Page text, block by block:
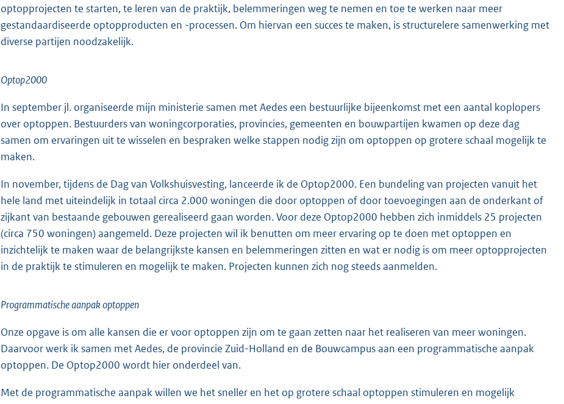
optopprojecten te starten, te leren van de praktijk, belemmeringen weg te nemen en toe te werken naar meer
gestandaardiseerde optopproducten en -processen. Om hiervan een succes te maken, is structurelere samenwerking met
diverse partijen noodzakelijk.
Optop2000
In september jl. organiseerde mijn ministerie samen met Aedes een bestuurlijke bijeenkomst met een aantal koplopers
over optoppen. Bestuurders van woningcorporaties, provincies, gemeenten en bouwpartijen kwamen op deze dag
samen om ervaringen uit te wisselen en bespraken welke stappen nodig zijn om optoppen op grotere schaal mogelijk te
maken.
In november, tijdens de Dag van Volkshuisvesting, lanceerde ik de Optop2000. Een bundeling van projecten vanuit het
hele land met uiteindelijk in totaal circa 2.000 woningen die door optoppen of door toevoegingen aan de onderkant of
zijkant van bestaande gebouwen gerealiseerd gaan worden. Voor deze Optop2000 hebben zich inmiddels 25 projecten
(circa 750 woningen) aangemeld. Deze projecten wil ik benutten om meer ervaring op te doen met optoppen en
inzichtelijk te maken waar de belangrijkste kansen en belemmeringen zitten en wat er nodig is om meer optopprojecten
in de praktijk te stimuleren en mogelijk te maken. Projecten kunnen zich nog steeds aanmelden.
Programmatische aanpak optoppen
Onze opgave is om alle kansen die er voor optoppen zijn om te gaan zetten naar het realiseren van meer woningen.
Daarvoor werk ik samen met Aedes, de provincie Zuid-Holland en de Bouwcampus aan een programmatische aanpak
optoppen. De Optop2000 wordt hier onderdeel van.
Met de programmatische aanpak willen we het sneller en het op grotere schaal optoppen stimuleren en mogelijk